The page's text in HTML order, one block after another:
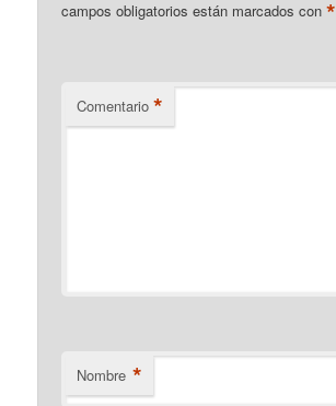
campos obligatorios están marcados con*
Comentario *
Nombre *